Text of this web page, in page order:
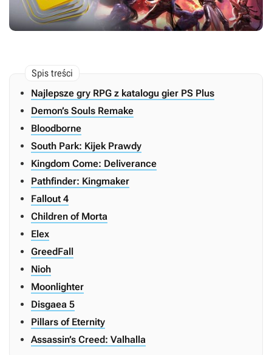
Najlepsze gry RPG z katalogu gier PS Plus
Demon’s Souls Remake
Bloodborne
South Park: Kijek Prawdy
Kingdom Come: Deliverance
Pathfinder: Kingmaker
Fallout 4
Children of Morta
Elex
GreedFall
Nioh
Moonlighter
Disgaea 5
Pillars of Eternity
Assassin’s Creed: Valhalla